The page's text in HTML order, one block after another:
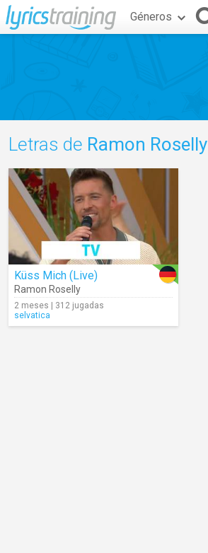
Géneros
Letras de Ramon Roselly
Küss Mich (Live)
Ramon Roselly
2 meses | 312 jugadas
selvatica